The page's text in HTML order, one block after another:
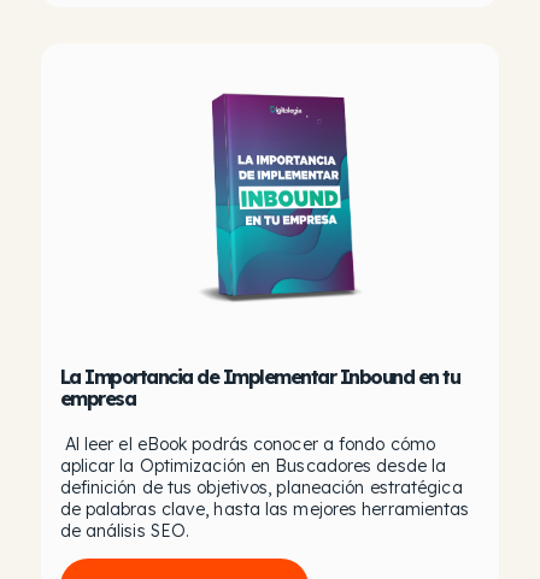
La Importancia de Implementar Inbound en tu
empresa
Al leer el eBook podrás conocer a fondo cómo
aplicar la Optimización en Buscadores desde la
definición de tus objetivos, planeación estratégica
de palabras clave, hasta las mejores herramientas
de análisis SEO.